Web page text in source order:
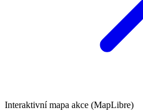
Interaktivní mapa akce (MapLibre)